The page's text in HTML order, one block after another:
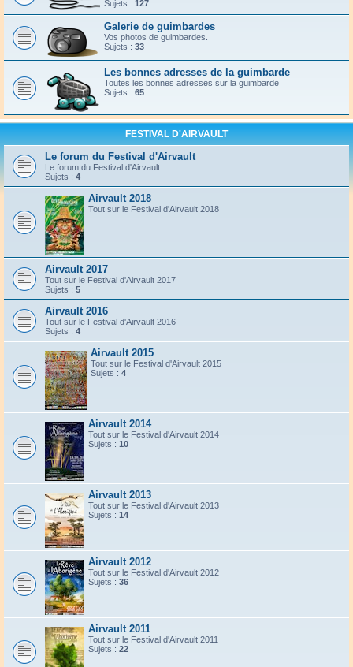
Sujets : 127
Galerie de guimbardes
Vos photos de guimbardes.
Sujets : 33
Les bonnes adresses de la guimbarde
Toutes les bonnes adresses sur la guimbarde
Sujets : 65
FESTIVAL D'AIRVAULT
Le forum du Festival d'Airvault
Le forum du Festival d'Airvault
Sujets : 4
Airvault 2018
Tout sur le Festival d'Airvault 2018
Airvault 2017
Tout sur le Festival d'Airvault 2017
Sujets : 5
Airvault 2016
Tout sur le Festival d'Airvault 2016
Sujets : 4
Airvault 2015
Tout sur le Festival d'Airvault 2015
Sujets : 4
Airvault 2014
Tout sur le Festival d'Airvault 2014
Sujets : 10
Airvault 2013
Tout sur le Festival d'Airvault 2013
Sujets : 14
Airvault 2012
Tout sur le Festival d'Airvault 2012
Sujets : 36
Airvault 2011
Tout sur le Festival d'Airvault 2011
Sujets : 22